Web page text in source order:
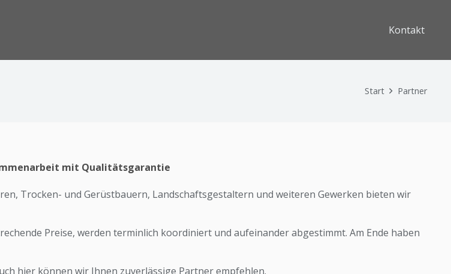
Kontakt
Start Partner
mit Qualitätsgarantie
Trocken- und Gerüstbauern, Landschaftsgestaltern und weiteren Gewerken bieten wir
Preise, werden terminlich koordiniert und aufeinander abgestimmt. Am Ende haben
hier können wir Ihnen zuverlässige Partner empfehlen.